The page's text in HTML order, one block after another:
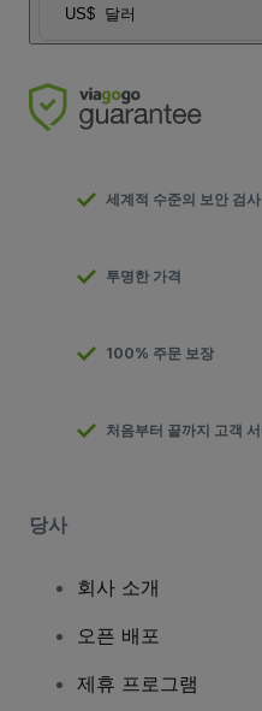
US$ 달러
세계적 수준의 보안 검사
투명한 가격
100% 주문 보장
처음부터 끝까지 고객
당사
회사 소개
오픈 배포
제휴 프로그램